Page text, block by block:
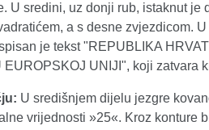
U sredini, uz donji rub, istaknut je
a s desne zvjezdicom.
je tekst "REPUBLIKA
UNIJI", koji zatvara
U središnjem dijelu jezgre
vrijednosti »25«. Kroz konture